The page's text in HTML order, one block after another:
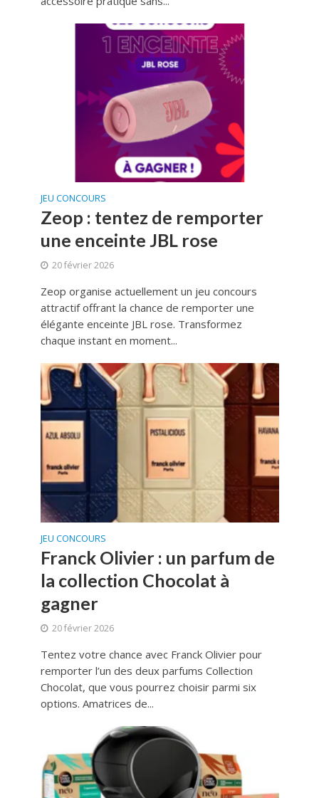
JEU CONCOURS
Zeop : tentez de remporter
une enceinte JBL rose
20 février 2026
Zeop organise actuellement un jeu concours
attractif offrant la chance de remporter une
élégante enceinte JBL rose. Transformez
chaque instant en moment...
JEU CONCOURS
Franck Olivier : un parfum de
la collection Chocolat à
gagner
20 février 2026
Tentez votre chance avec Franck Olivier pour
remporter l’un des deux parfums Collection
Chocolat, que vous pourrez choisir parmi six
options. Amatrices de...